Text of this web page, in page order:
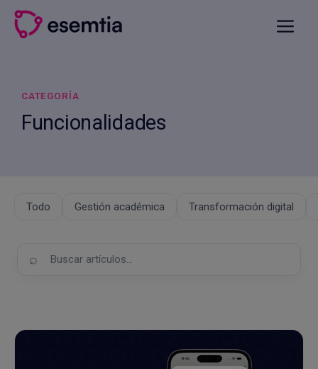
Saltar
CATEGORÍA
Funcionalidades
Todo Gestión académica Transformación digital